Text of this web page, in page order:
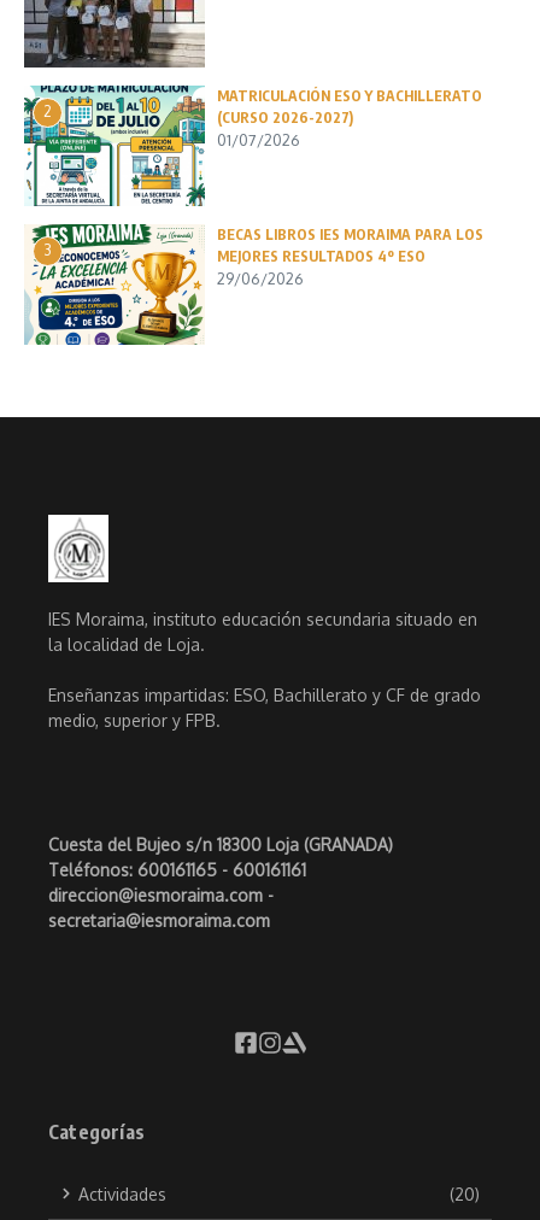
2
MATRICULACIÓN ESO Y BACHILLERATO
(CURSO 2026-2027)
01/07/2026
3
BECAS LIBROS IES MORAIMA PARA LOS
MEJORES RESULTADOS 4º ESO
29/06/2026
IES Moraima, instituto educación secundaria situado en
la localidad de Loja.
Enseñanzas impartidas: ESO, Bachillerato y CF de grado
medio, superior y FPB.
Cuesta del Bujeo s/n 18300 Loja (GRANADA)
Teléfonos: 600161165 - 600161161
direccion@iesmoraima.com -
secretaria@iesmoraima.com
Categorías
Actividades (20)